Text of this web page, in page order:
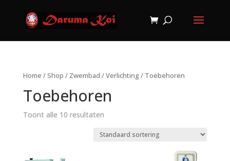
Home /Shop / Zwembad /Verlichting / Toebehoren
Toebehoren
Toont alle 10 resultaten